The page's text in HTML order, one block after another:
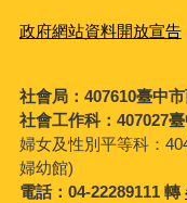
政府網站資料開放宣告
社會局：407610臺中
社會工作科：407027
婦女及性別平等科：
婦幼館)
電話：04-22289111 轉